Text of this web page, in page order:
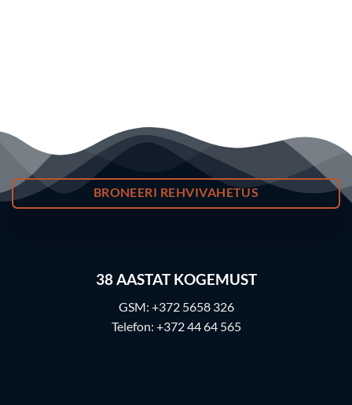
BRONEERI REHVIVAHETUS
38AASTAT KOGEMUST
GSM: +372 5658 326
Telefon: +372 44 64 565